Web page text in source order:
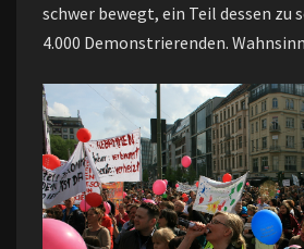
schwer bewegt, ein Teil dessen zu
4.000 Demonstrierenden.